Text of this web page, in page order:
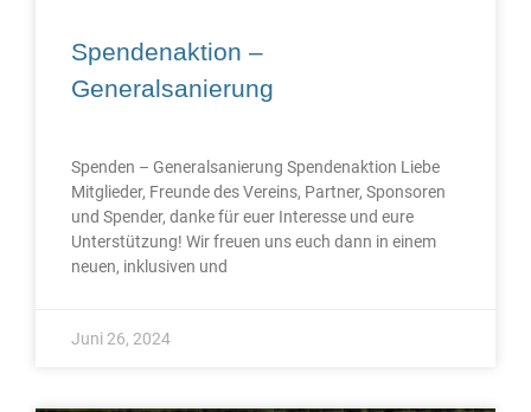
Spendenaktion –
Generalsanierung
Spenden – Generalsanierung Spendenaktion Liebe
Mitglieder, Freunde des Vereins, Partner, Sponsoren
und Spender, danke für euer Interesse und eure
Unterstützung! Wir freuen uns euch dann in einem
neuen, inklusiven und
Juni 26, 2024